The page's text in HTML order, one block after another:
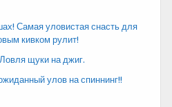
Самая уловистая снасть для
кивком рулит!
щуки на джиг.
улов на спиннинг!!